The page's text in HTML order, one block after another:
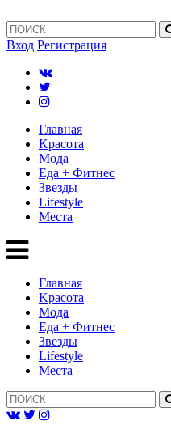
Вход Регистрация
Главная
Kрасота
Мода
Еда + Фитнес
Звезды
Lifestyle
Mеста
Главная
Kрасота
Мода
Еда + Фитнес
Звезды
Lifestyle
Mеста